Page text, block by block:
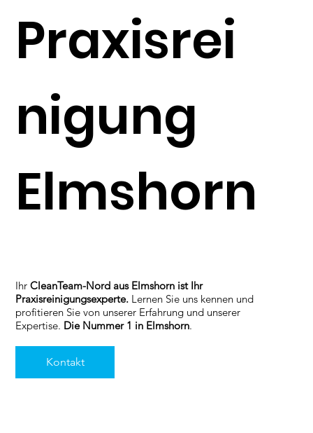
Praxisrei
nigung
Elmshorn
IhrCleanTeam-Nord aus Elmshorn ist Ihr
Praxisreinigungsexperte. Lernen Sie uns kennen und
profitieren Sie von unserer Erfahrung und unserer
Expertise. Die Nummer 1 in Elmshorn.
Kontakt